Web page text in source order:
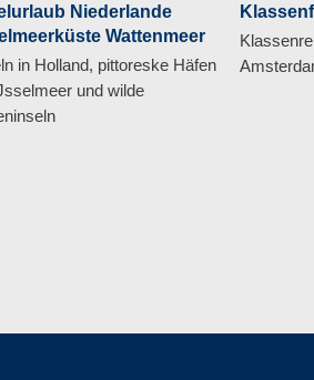
Niederlande
Wattenmeer
in Holland, pittoreske Häfen
und wilde